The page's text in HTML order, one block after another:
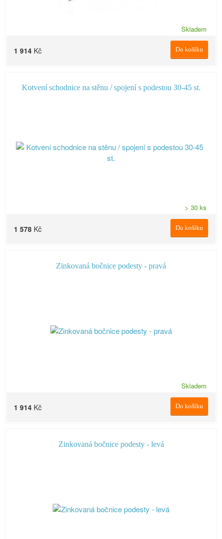
Skladem
Do košíku
1 914 Kč
Kotvení schodnice na stěnu / spojení s podestou 30-45 st.
> 30 ks
Do košíku
1 578 Kč
Zinkovaná bočnice podesty - pravá
Skladem
Do košíku
1 914 Kč
Zinkovaná bočnice podesty - levá